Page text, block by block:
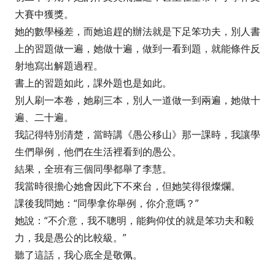
大賽中獲獎。
她的數學極差，而她追趕的辦法就是下足笨功夫，別人書
上的習題做一遍，她做十遍，做到一看到題，就能條件反
射地寫出解題過程。
書上的習題如此，課外題也是如此。
別人刷一本卷，她刷三本，別人一道做一到兩遍，她做十
遍、二十遍。
我記得特別清楚，當時講《愚公移山》那一課時，我讓學
生們舉例，他們在生活裡看到的愚公。
結果，全班有三個同學都舉了李慧。
我當時很擔心她會因此下不來台，但她笑得很燦爛。
課後我問她：“同學拿你舉例，你介意嗎？”
她說：“不介意，我不聰明，能夠仰仗的就是笨功夫和毅
力，我是愚公的比較級。”
聽了這話，我心底全是敬佩。